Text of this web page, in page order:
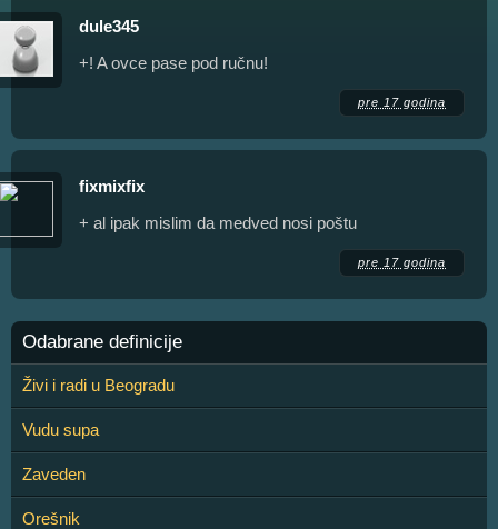
dule345
+! A ovce pase pod ručnu!
pre 17 godina
fixmixfix
+ al ipak mislim da medved nosi poštu
pre 17 godina
Odabrane definicije
Živi i radi u Beogradu
Vudu supa
Zaveden
Orešnik